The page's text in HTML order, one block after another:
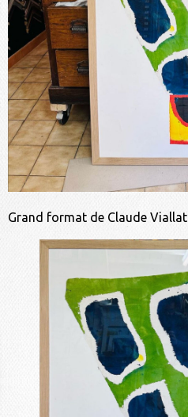
Grand format de Claude Viallat